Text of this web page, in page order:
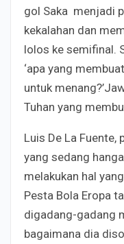
gol Saka menjadi
kekalahan dan
lolos ke semifinal.
‘apa yang
untuk
Tuhan yang
Luis De La Fuente,
yang sedang
melakukan hal
Pesta Bola Eropa
digadang-gadang
bagaimana dia